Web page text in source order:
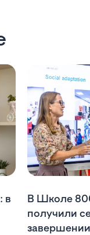
в
В Школе
получили